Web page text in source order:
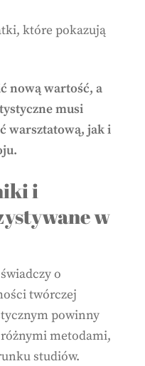
które pokazują
nową wartość, a
musi
warsztatową, jak i
i
w
o
twórczej
powinny
metodami,
studiów.